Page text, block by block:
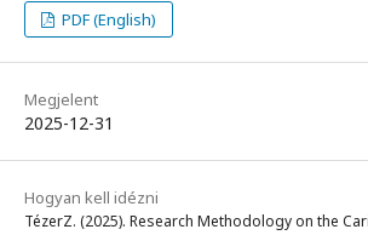
PDF (English)
Megjelent
2025-12-31
Hogyan kell idézni
TézerZ. (2025). Research Methodology on the